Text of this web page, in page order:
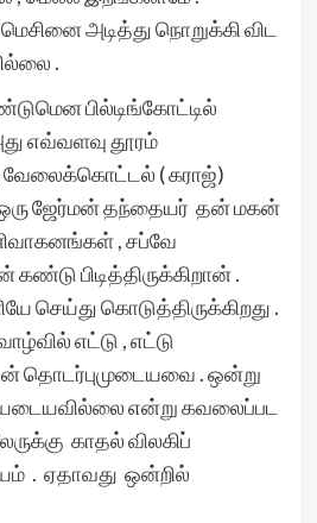
அடித்து நொறுக்கி விட​
.
பில்டிங்கோட்டில்
எவ்வளவு தூரம்
வேலைக்கொட்டல் ( கராஜ்)
ஜேர்மன் தந்தையர் தன் மகன்
, சப்வே
பிடித்திருக்கிறான் .
செய்து கொடுத்திருக்கிறது .
எட்டு , எட்டு
. ஒன்று
என்று கவலைப்பட
காதல் விலகிப்
. ஏதாவது ஒன்றில்